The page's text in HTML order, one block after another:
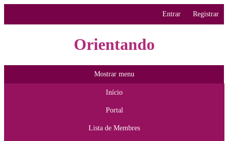
Entrar Registrar
Orientando
Mostrar menu
Início
Portal
Lista de Membres